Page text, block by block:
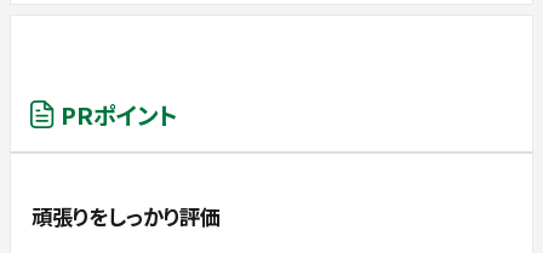
PRポイント
頑張りをしっかり評価